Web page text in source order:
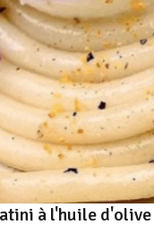
à l'huile d'olive